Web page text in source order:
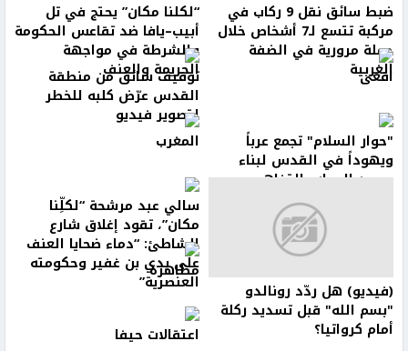
ضبط سائق نقل 9 ركاب في
مركبة تتسع لـ7 أشخاص خلال
حملة مرورية في الضفة
الغربية
“لكلنا مكان” يحتج في تل
أبيب–يافا ضد تقاعس الحكومة
والشرطة في مواجهة
الجريمة والعنف افعى توقيف سائق من منطقة
القدس عرّض كلبه للخطر
لتصوير فيديو
"حوار السلام" تجمع عرباً
ويهوداً في القدس لبناء
جسور الحوار والتفاهم
المغرب
(فيديو) هل ردّد رونالدو
"بسم الله" قبل تسديد ركلة
أمام كرواتيا؟
سالي عبد مرشحة “لكلِّنا
مكان”، تقود إغلاق شارع
الشاطئ: “دماء ضحايا العنف
على يدي بن غفير وحكومته
العنصرية”
مظاهرة
اعتقالات حيفا